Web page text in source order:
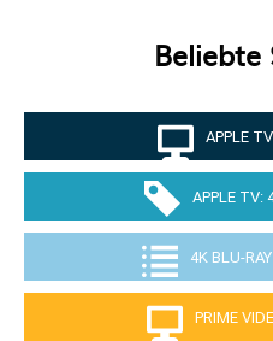
Beliebte
APPLE
APPLE TV:
4K BLU-
PRIME